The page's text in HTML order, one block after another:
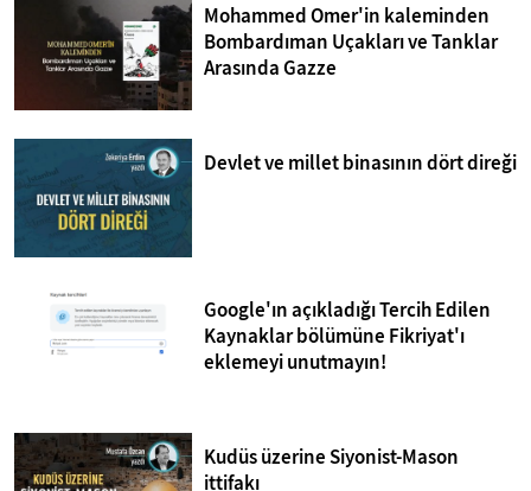
Mohammed Omer'in kaleminden
Bombardıman Uçakları ve Tanklar
Arasında Gazze
Devlet ve millet binasının dört direği
Google'ın açıkladığı Tercih Edilen
Kaynaklar bölümüne Fikriyat'ı
eklemeyi unutmayın!
Kudüs üzerine Siyonist-Mason
ittifakı